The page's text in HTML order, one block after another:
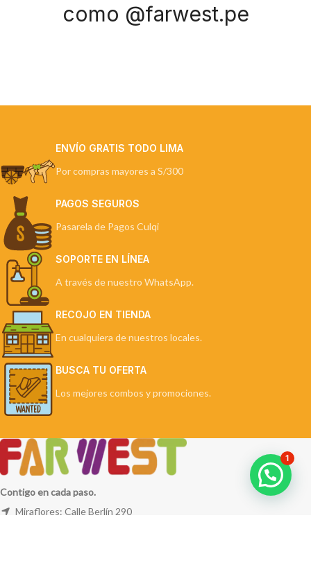
como @farwest.pe
ENVÍO GRATIS TODO LIMA
Por compras mayores a S/300
PAGOS SEGUROS
Pasarela de Pagos Culqi
SOPORTE EN LÍNEA
A través de nuestro WhatsApp.
RECOJO EN TIENDA
En cualquiera de nuestros locales.
BUSCA TU OFERTA
Los mejores combos y promociones.
Contigo en cada paso.
Miraflores: Calle Berlín 290
1